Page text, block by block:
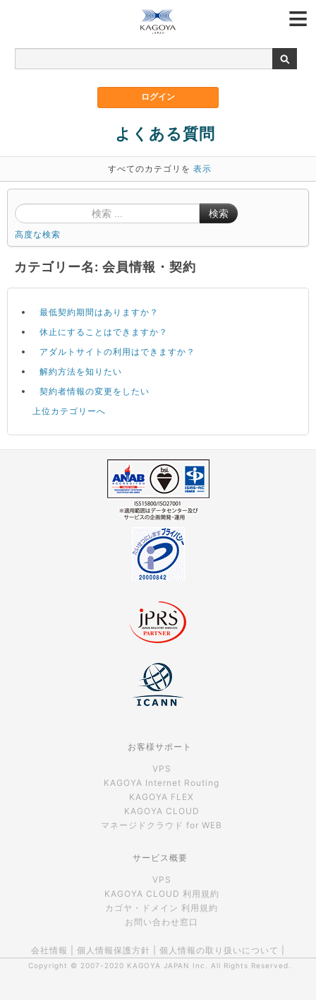
よくある質問
すべてのカテゴリを 表示
検索
高度な検索
カテゴリー名: 会員情報・契約
最低契約期間はありますか？
休止にすることはできますか？
アダルトサイトの利用はできますか？
解約方法を知りたい
契約者情報の変更をしたい
上位カテゴリーへ
お客様サポート
VPS
KAGOYA Internet Routing
KAGOYA FLEX
KAGOYA CLOUD
マネージドクラウド for WEB
サービス概要
VPS
KAGOYA CLOUD 利用規約
カゴヤ・ドメイン 利用規約
お問い合わせ窓口
会社情報 個人情報保護方針 個人情報の取り扱いについて
Copyright © 2007-2020 KAGOYA JAPAN Inc. All Rights Reserved.